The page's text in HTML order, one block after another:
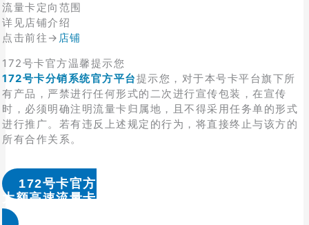
流量卡定向范围
详见店铺介绍
点击前往→ 店铺
172号卡官方温馨提示您
172号卡分销系统官方平台提示您，对于本号卡平台旗下所
有产品，严禁进行任何形式的二次进行宣传包装，在宣传
时，必须明确注明流量卡归属地，且不得采用任务单的形式
进行推广。若有违反上述规定的行为，将直接终止与该方的
所有合作关系。
172号卡官方
大额高速流量卡办理 & 流量卡代理加盟